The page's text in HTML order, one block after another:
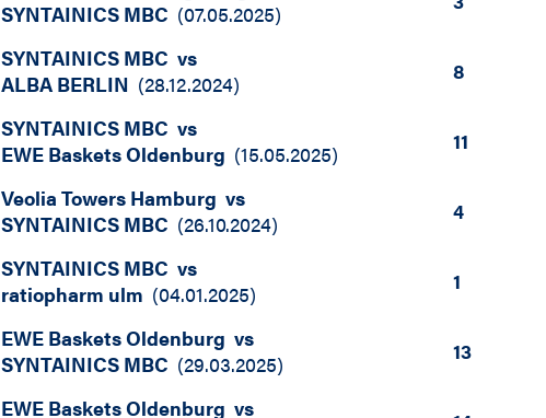
SYNTAINICS MBC (07.05.2025)
SYNTAINICS MBC vs
ALBA BERLIN (28.12.2024) 8
SYNTAINICS MBC vs
EWE Baskets Oldenburg (15.05.2025) 11
Veolia Towers Hamburg vs
SYNTAINICS MBC (26.10.2024) 4
SYNTAINICS MBC vs
ratiopharm ulm (04.01.2025) 1
EWE Baskets Oldenburg vs
SYNTAINICS MBC (29.03.2025) 13
EWE Baskets Oldenburg vs